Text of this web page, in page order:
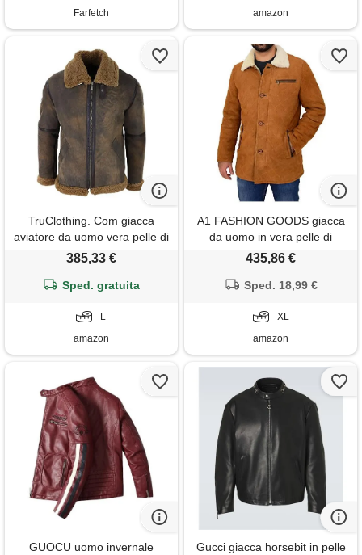
Farfetch
amazon
TruClothing. Com giacca
aviatore da uomo vera pelle di
montone stile classico pilota
385,33 €
Sped. gratuita
L
amazon
A1 FASHION GOODS giacca
da uomo in vera pelle di
pecora color cognac, in
trapuntato, cappotto per auto
435,86 €
Sped. 18,99 €
XL
amazon
GUOCU uomo invernale
Gucci giacca horsebit in pelle